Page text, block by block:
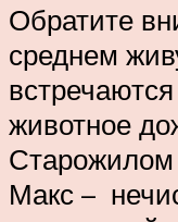
Обратите
среднем
животное
Старожилом
Макс –